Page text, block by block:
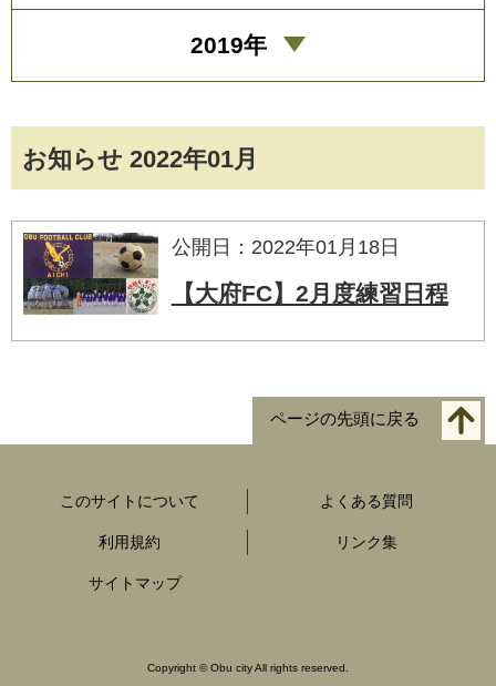
お知らせ 2022年01月
公開日：2022年01月18日
【大府FC】2月度練習日程
2019年
ページの先頭に戻る
このサイトについて よくある質問
利用規約 リンク集
サイトマップ
Copyright ©Obu city All rights reserved.